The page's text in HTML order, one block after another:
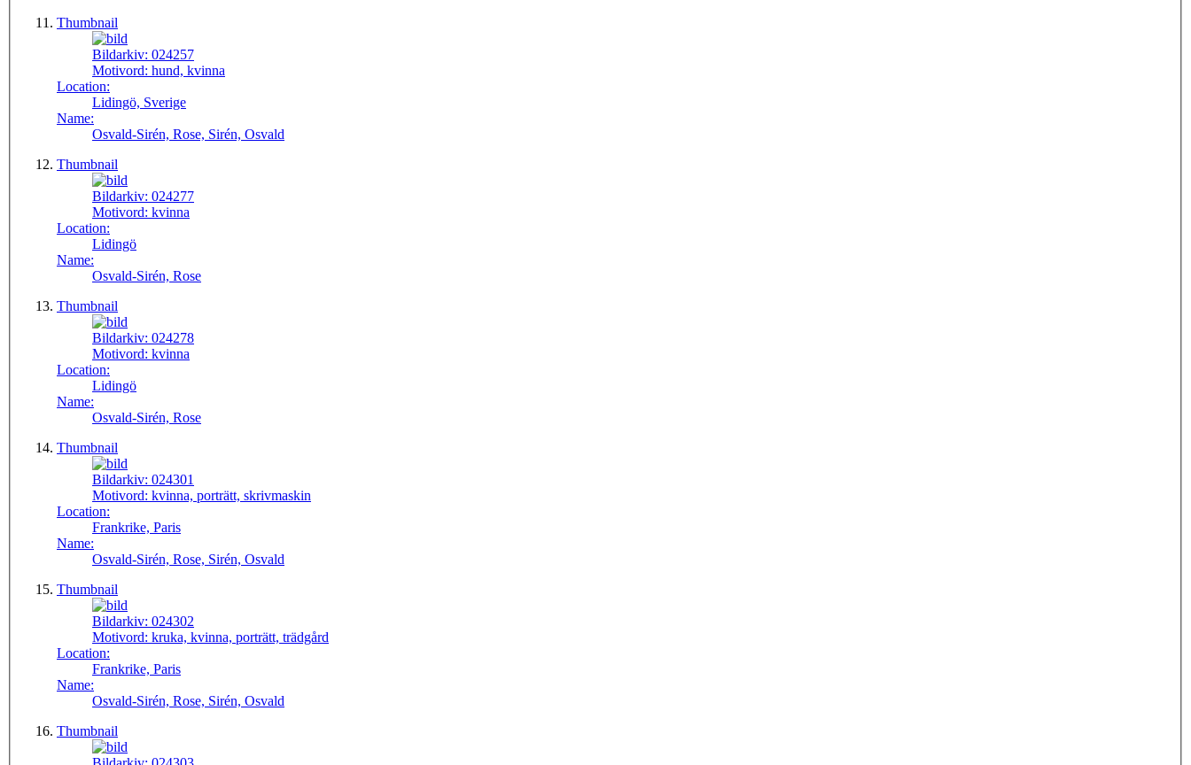
Thumbnail
Bildarkiv: 024257
Motivord: hund, kvinna
Location:
Lidingö, Sverige
Name:
Osvald-Sirén, Rose, Sirén, Osvald
Thumbnail
Bildarkiv: 024277
Motivord: kvinna
Location:
Lidingö
Name:
Osvald-Sirén, Rose
Thumbnail
Bildarkiv: 024278
Motivord: kvinna
Location:
Lidingö
Name:
Osvald-Sirén, Rose
Thumbnail
Bildarkiv: 024301
Motivord: kvinna, porträtt, skrivmaskin
Location:
Frankrike, Paris
Name:
Osvald-Sirén, Rose, Sirén, Osvald
Thumbnail
Bildarkiv: 024302
Motivord: kruka, kvinna, porträtt, trädgård
Location:
Frankrike, Paris
Name:
Osvald-Sirén, Rose, Sirén, Osvald
Thumbnail